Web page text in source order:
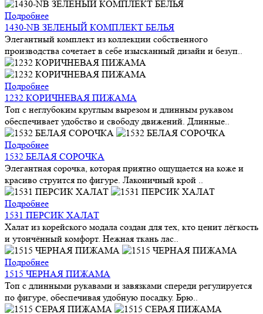
Подробнее
1430-NB ЗЕЛЕНЫЙ КОМПЛЕКТ БЕЛЬЯ
Элегантный комплект из коллекции собственного
производства сочетает в себе изысканный дизайн и безуп..
Подробнее
1232 КОРИЧНЕВАЯ ПИЖАМА
Топ с неглубоким круглым вырезом и длинным рукавом
обеспечивает удобство и свободу движений. Длинные..
Подробнее
1532 БЕЛАЯ СОРОЧКА
Элегантная сорочка, которая приятно ощущается на коже и
красиво струится по фигуре. Лаконичный крой ..
Подробнее
1531 ПЕРСИК ХАЛАТ
Халат из корейского модала создан для тех, кто ценит лёгкость
и утончённый комфорт. Нежная ткань лас..
Подробнее
1515 ЧЕРНАЯ ПИЖАМА
Топ с длинными рукавами и завязками спереди регулируется
по фигуре, обеспечивая удобную посадку. Брю..